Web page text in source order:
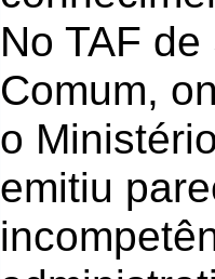
No TAF
Comum,
o
emitiu